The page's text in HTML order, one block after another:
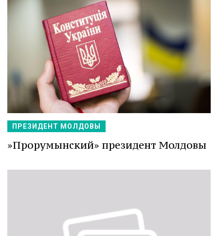
ПРЕЗИДЕНТ МОЛДОВЫ
»Прорумынский» президент Молдовы